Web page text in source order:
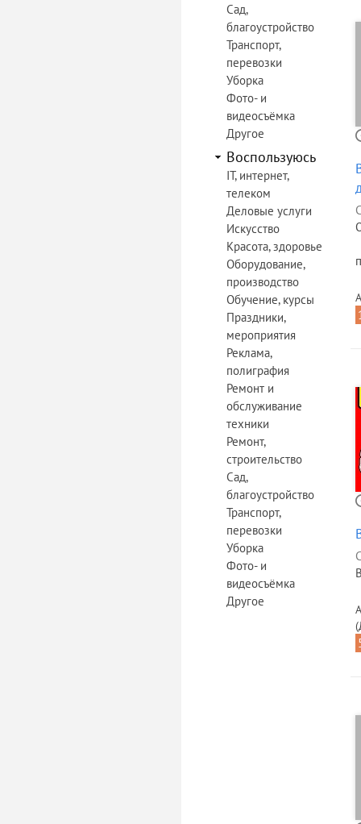
Сад,
благоустройство
Транспорт,
перевозки
Уборка
Фото- и
видеосъёмка
Другое
Воспользуюсь
IT, интернет,
телеком
Деловые услуги
Искусство
Красота, здоровье
Оборудование,
производство
Обучение, курсы
Праздники,
мероприятия
Реклама,
полиграфия
Ремонт и
обслуживание
техники
Ремонт,
строительство
Сад,
благоустройство
Транспорт,
перевозки
Уборка
Фото- и
видеосъёмка
Другое